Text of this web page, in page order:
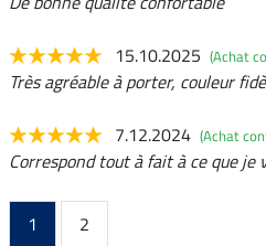
15.10.2025 (Achat
Très agréable à porter, couleur
7.12.2024 (Achat
Correspond tout à fait à ce que je
1
2